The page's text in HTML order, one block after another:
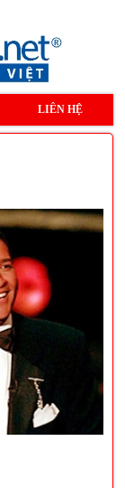
LIÊN HỆ